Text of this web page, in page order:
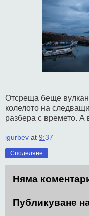
Отсреща беще
колелото на
разбера с времето.
igurbev at 9:37
Споделяне
Няма
Публикуване